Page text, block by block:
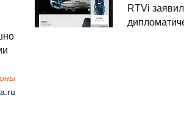
RTVi